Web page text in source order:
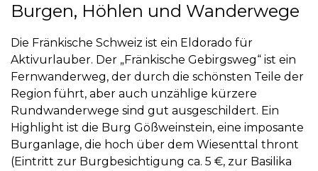
Burgen, Höhlen und Wanderwege
Die Fränkische Schweiz ist ein Eldorado für
Aktivurlauber. Der „Fränkische Gebirgsweg“ ist ein
Fernwanderweg, der durch die schönsten Teile der
Region führt, aber auch unzählige kürzere
Rundwanderwege sind gut ausgeschildert. Ein
Highlight ist die Burg Gößweinstein, eine imposante
Burganlage, die hoch über dem Wiesenttal thront
(Eintritt zur Burgbesichtigung ca. 5 €, zur Basilika